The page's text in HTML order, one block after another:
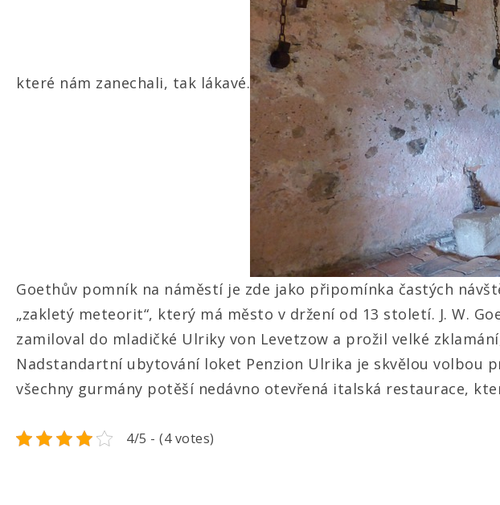
které nám zanechali, tak lákavé.
Goethův pomník na náměstí je zde jako připomínka častých
„zakletý meteorit“, který má město v držení od 13 století. J. W.
zamiloval do mladičké Ulriky von Levetzow a prožil velké
Nadstandartní ubytování loket Penzion Ulrika je skvělou volbou
všechny gurmány potěší nedávno otevřená italská restaurace,
4/5 - (4 votes)